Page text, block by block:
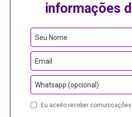
informações
Your
Website
Seu Nome
Email
Whatsapp (opcional)
Eu aceito receber comunicações